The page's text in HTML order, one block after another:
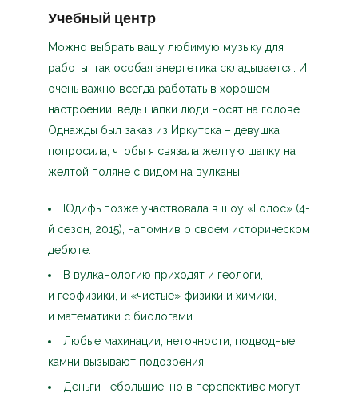
Учебный центр
Можно выбрать вашу любимую музыку для
работы, так особая энергетика складывается. И
очень важно всегда работать в хорошем
настроении, ведь шапки люди носят на голове.
Однажды был заказ из Иркутска – девушка
попросила, чтобы я связала желтую шапку на
желтой поляне с видом на вулканы.
Юдифь позже участвовала в шоу «Голос» (4-
й сезон, 2015), напомнив о своем историческом
дебюте.
В вулканологию приходят и геологи,
и геофизики, и «чистые» физики и химики,
и математики с биологами.
Любые махинации, неточности, подводные
камни вызывают подозрения.
Деньги небольшие, но в перспективе могут